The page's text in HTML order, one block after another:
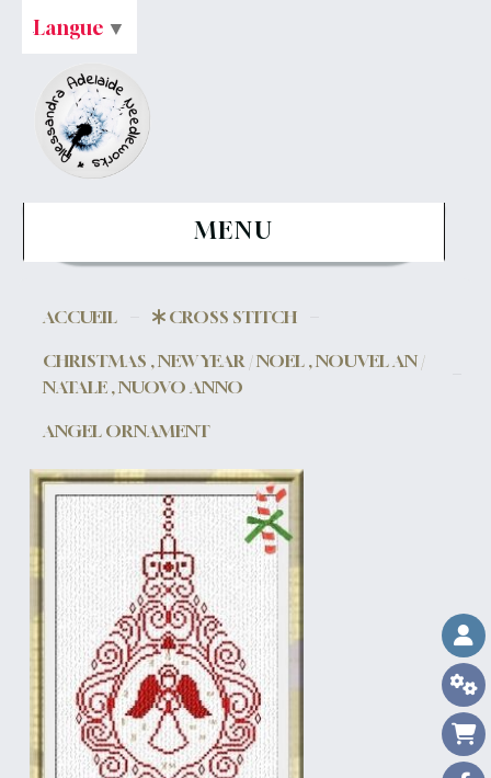
MENU
ACCUEIL
CROSS STITCH
CHRISTMAS , NEW YEAR / NOEL , NOUVEL AN /
NATALE , NUOVO ANNO
ANGEL ORNAMENT
Langue ▼